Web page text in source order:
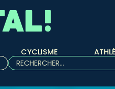
CYCLISME
Rechercher :